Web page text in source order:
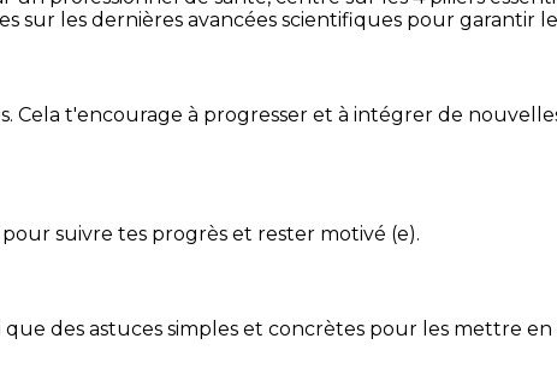
sur les dernières avancées scientifiques pour garantir
t'encourage à progresser et à intégrer de
suivre tes progrès et rester motivé (e).
des astuces simples et concrètes pour les mettre